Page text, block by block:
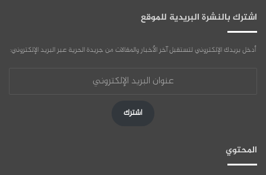
اشترك بالنشرة البريدية للموقع
أدخل بريدك الإلكتروني لتستقبل آخر الأخبار والمقالات من جريدة الحرية عبر البريد الإلكتروني:
اشترك
المحتوي